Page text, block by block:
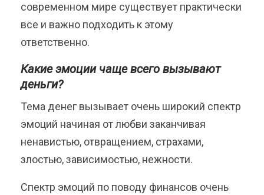
современном мире существует практически
все и важно подходить к этому
ответственно.
Какие эмоции чаще всего вызывают
деньги?
Тема денег вызывает очень широкий спектр
эмоций начиная от любви заканчивая
ненавистью, отвращением, страхами,
злостью, зависимостью, нежности.
Спектр эмоций по поводу финансов очень